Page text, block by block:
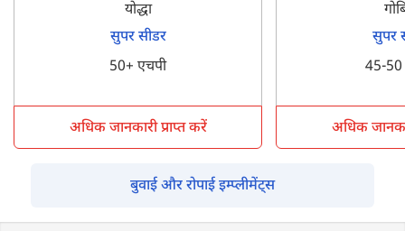
योद्धा
सुपर सीडर
50+ एचपी
अधिक जानकारी प्राप्त करें
सुपर
45-50
अधिक
बुवाई और रोपाई इम्प्लीमेंट्स